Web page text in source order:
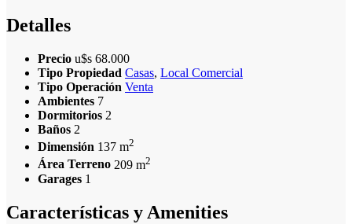
Detalles
Precio u$s 68.000
Tipo Propiedad Casas, Local Comercial
Tipo Operación Venta
Ambientes 7
Dormitorios 2
Baños 2
Dimensión 137 m2
Área Terreno 209 m2
Garages 1
Características y Amenities